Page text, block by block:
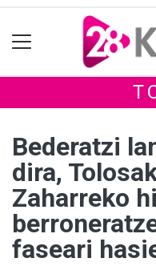
Bederatzi
dira,
Zaharreko
faseari